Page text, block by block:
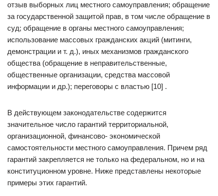
отзыв выборных лиц местного самоуправления; обращение
за государственной защитой прав, в том числе обращение в
суд; обращение в органы местного самоуправления;
использование массовых гражданских акций (митинги,
демонстрации и т. д.), иных механизмов гражданского
общества (обращение в неправительственные,
общественные организации, средства массовой
информации и др.); переговоры с властью [10] .
В действующем законодательстве содержится
значительное число гарантий территориальной,
организационной, финансово- экономической
самостоятельности местного самоуправления. Причем ряд
гарантий закрепляется не только на федеральном, но и на
конституционном уровне. Ниже представлены некоторые
примеры этих гарантий.